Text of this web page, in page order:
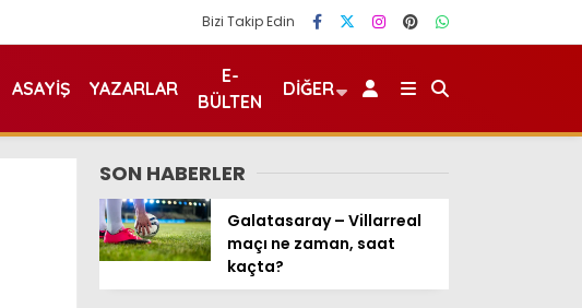
Bizi Takip Edin
ASAYIŞ YAZARLAR
E-
BÜLTEN
DIĞER
SON HABERLER
Galatasaray – Villarreal
maçı ne zaman, saat
kaçta?